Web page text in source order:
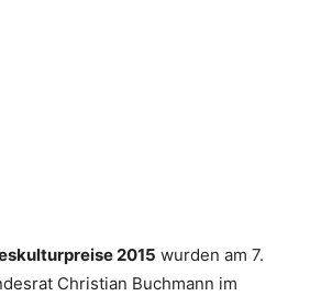
2015 wurden am 7.
Christian Buchmann im